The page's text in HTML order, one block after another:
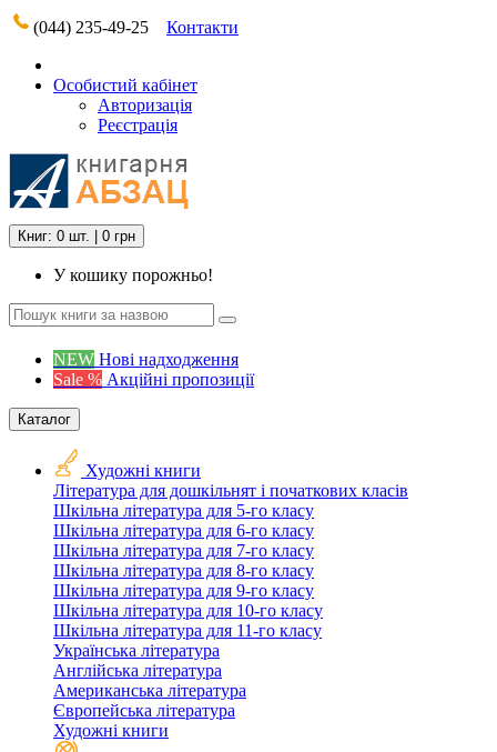
(044) 235-49-25 Контакти
Особистий кабінет
Авторизація
Реєстрація
Книг: 0 шт. | 0 грн
У кошику порожньо!
NEW Нові надходження
Sale % Акційні пропозиції
Каталог
Художні книги
Література для дошкільнят і початкових класів
Шкільна література для 5-го класу
Шкільна література для 6-го класу
Шкільна література для 7-го класу
Шкільна література для 8-го класу
Шкільна література для 9-го класу
Шкільна література для 10-го класу
Шкільна література для 11-го класу
Українська література
Англійська література
Американська література
Європейська література
Художні книги